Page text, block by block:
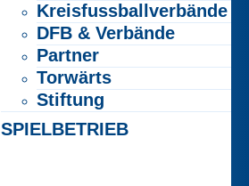
Kreisfussballverbände
DFB & Verbände
Partner
Torwärts
Stiftung
SPIELBETRIEB